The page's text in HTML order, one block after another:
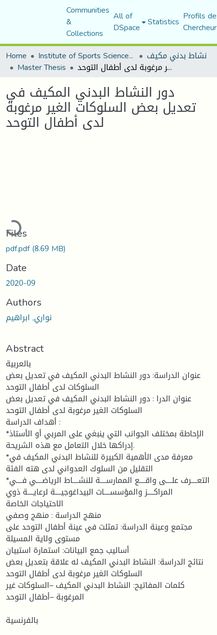
Communities
&
Collections
All of
DSpace Statistics Profils
Home
Institute of Sports Sciences and Techniques نشاط بدني مكيف
Master Thesis دور النشاط البدني المكيف في تعديل بعض السلوكات الغير مرغوبة لدى أطفال التوحد
دور النشاط البدني المكيف في
تعديل بعض السلوكات الغير مرغوبة
لدى أطفال التوحد
Loading...
Files
pdf.pdf(8.69 MB)
Date
2020-09
Authors
نواري, ابراهيم
Abstract
بالعربية
عنوان الدراسة: دور النشاط البدني المكيف في تعديل بعض
السلوكات لدى أطفال التوحد
عنوان الدرا : دور النشاط البدني المكیف في تعدیل بعض
السلوكات الغیر مرغوبة لدى أطفال التوحد
أهداف الدراسة :
*الإحاطة بمختلف الجوانب التي ینبغي على المربي أو الأستاذ
إدراكها خلال التعامل مع هذه الشریحة.
*معرفة مدى الأهمیة الكبیرة للنشاط البدني المكیف في
التقلیل من السلوك العدواني لدى هته الفئة
*التعــــرف علــــى واقــــع الممارســــة للنشــــاط الریاضــــي فــــي
المراكــــز والمؤسســــات البیداغوجیــــة لرعایــــة ذوي
الاحتیاجات الخاصة
منهج الدراسة : منهج وصفي
مجتمع وعینة الدراسة: تمثلت في عینة أطفال التوحد على
مستوى ولایة المسیلة
أسالیب جمع البیانات: استمارة استبیان
نتائج الدراسة: النشاط البدني المكیف له علاقة بتعدیل بعض
السلوكات الغیر مرغوبة لدى أطفال التوحد
كلمات المفاتيح: النشاط البدني المكيف –السلوكات غير
المرغوبة –أطفال التوحد
بالفرنسية